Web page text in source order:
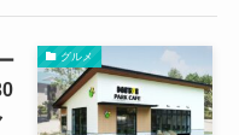
グルメ